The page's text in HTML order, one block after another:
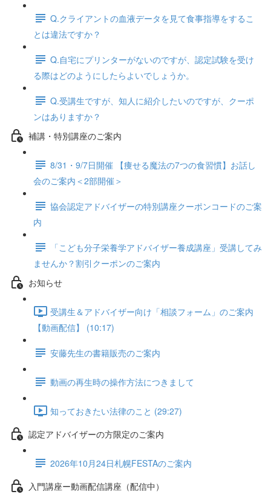
Q.クライアントの血液データを見て食事指導をするこ
とは違法ですか？
Q.自宅にプリンターがないのですが、認定試験を受け
る際はどのようにしたらよいでしょうか。
Q.受講生ですが、知人に紹介したいのですが、クーポ
ンはありますか？
補講・特別講座のご案内
8/31・9/7日開催 【痩せる魔法の7つの食習慣】お話し
会のご案内＜2部開催＞
協会認定アドバイザーの特別講座クーポンコードのご案
内
「こども分子栄養学アドバイザー養成講座」受講してみ
ませんか？割引クーポンのご案内
お知らせ
受講生＆アドバイザー向け「相談フォーム」のご案内
【動画配信】 (10:17)
安藤先生の書籍販売のご案内
動画の再生時の操作方法につきまして
知っておきたい法律のこと (29:27)
認定アドバイザーの方限定のご案内
2026年10月24日札幌FESTAのご案内
入門講座ー動画配信講座（配信中）